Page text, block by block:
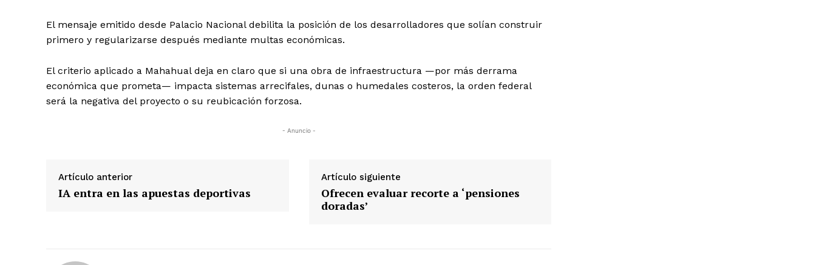
El mensaje emitido desde Palacio Nacional debilita la posición de los desarrolladores que solían construir
primero y regularizarse después mediante multas económicas.
El criterio aplicado a Mahahual deja en claro que si una obra de infraestructura —por más derrama
económica que prometa— impacta sistemas arrecifales, dunas o humedales costeros, la orden federal
será la negativa del proyecto o su reubicación forzosa.
- Anuncio -
Artículo anterior
IA entra en las apuestas deportivas
Artículo siguiente
Ofrecen evaluar recorte a ‘pensiones
doradas’